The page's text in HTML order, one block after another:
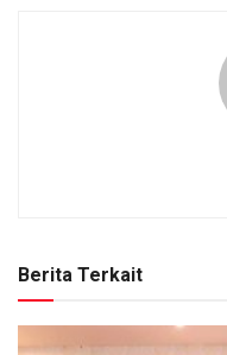
Berita Terkait